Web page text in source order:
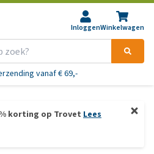
InloggenWinkelwagen
vanaf € 69,-
korting op Trovet Lees